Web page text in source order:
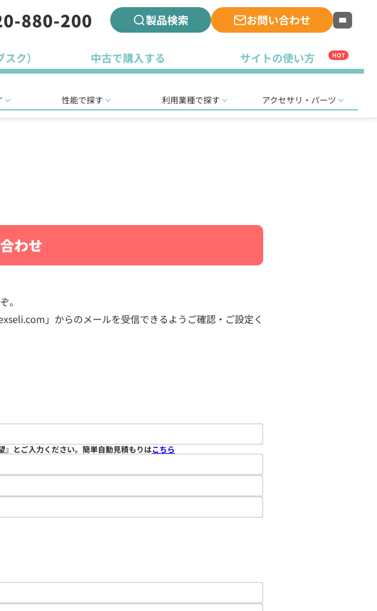
880-200 製品検索 お問い合わせ
ク） 中古で購入する サイトの使い方 HOT
性能で探す 利用業種で探す アクセサリ・パーツ
わせ
。
」からのメールを受信できるようご確認・ご設定く
』とご入力ください。簡単自動見積もりはこちら